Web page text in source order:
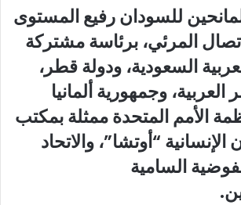
للسودان رفيع المستوى
الاتصال المرئي، برئاسة مشتركة
السعودية، ودولة قطر،
وجمهورية ألمانيا
الأمم المتحدة ممثلة بمكتب
“أوتشا”، والاتحاد
السامية